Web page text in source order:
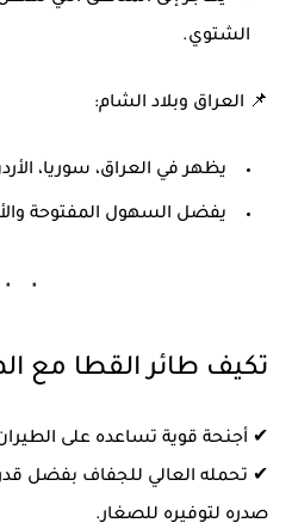
الشتوي.
📌 العراق وبلاد الشام:
يظهر في العراق، سوريا،
يفضل السهول المفتوحة
تكيف طائر القطا مع
✔ أجنحة قوية تساعده على
✔ تحمله العالي للجفاف بفضل
صدره لتوفيره للصغار.